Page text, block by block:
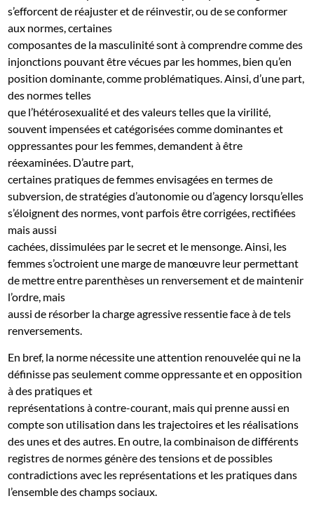
s’efforcent de réajuster et de réinvestir, ou de se conformer
aux normes, certaines
composantes de la masculinité sont à comprendre comme des
injonctions pouvant être vécues par les hommes, bien qu’en
position dominante, comme problématiques. Ainsi, d’une part,
des normes telles
que l’hétérosexualité et des valeurs telles que la virilité,
souvent impensées et catégorisées comme dominantes et
oppressantes pour les femmes, demandent à être
réexaminées. D’autre part,
certaines pratiques de femmes envisagées en termes de
subversion, de stratégies d’autonomie ou d’agency lorsqu’elles
s’éloignent des normes, vont parfois être corrigées, rectifiées
mais aussi
cachées, dissimulées par le secret et le mensonge. Ainsi, les
femmes s’octroient une marge de manœuvre leur permettant
de mettre entre parenthèses un renversement et de maintenir
l’ordre, mais
aussi de résorber la charge agressive ressentie face à de tels
renversements.
En bref, la norme nécessite une attention renouvelée qui ne la
définisse pas seulement comme oppressante et en opposition
à des pratiques et
représentations à contre-courant, mais qui prenne aussi en
compte son utilisation dans les trajectoires et les réalisations
des unes et des autres. En outre, la combinaison de différents
registres de normes génère des tensions et de possibles
contradictions avec les représentations et les pratiques dans
l’ensemble des champs sociaux.